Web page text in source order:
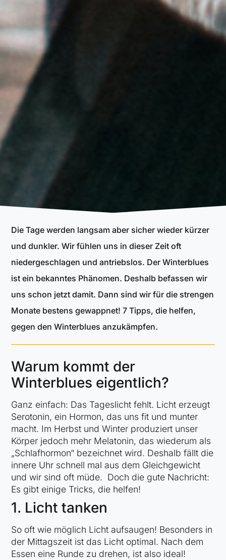
Die Tage werden langsam aber sicher wieder kürzer
und dunkler. Wir fühlen uns in dieser Zeit oft
niedergeschlagen und antriebslos. Der Winterblues
ist ein bekanntes Phänomen. Deshalb befassen wir
uns schon jetzt damit. Dann sind wir für die strengen
Monate bestens gewappnet! 7 Tipps, die helfen,
gegen den Winterblues anzukämpfen.
Warum kommt der
Winterblues eigentlich?
Ganz einfach: Das Tageslicht fehlt. Licht erzeugt
Serotonin, ein Hormon, das uns fit und munter
macht. Im Herbst und Winter produziert unser
Körper jedoch mehr Melatonin, das wiederum als
„Schlafhormon“ bezeichnet wird. Deshalb fällt die
innere Uhr schnell mal aus dem Gleichgewicht
und wir sind oft müde. Doch die gute Nachricht:
Es gibt einige Tricks, die helfen!
1. Licht tanken
So oft wie möglich Licht aufsaugen! Besonders in
der Mittagszeit ist das Licht optimal. Nach dem
Essen eine Runde zu drehen, ist also ideal!